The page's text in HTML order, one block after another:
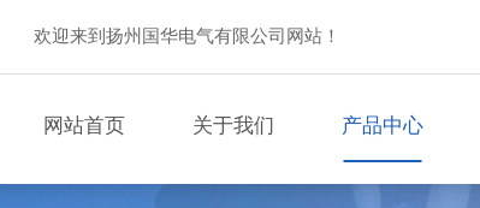
欢迎来到扬州国华电气有限公司网站！
网站首页 关于我们 产品中心